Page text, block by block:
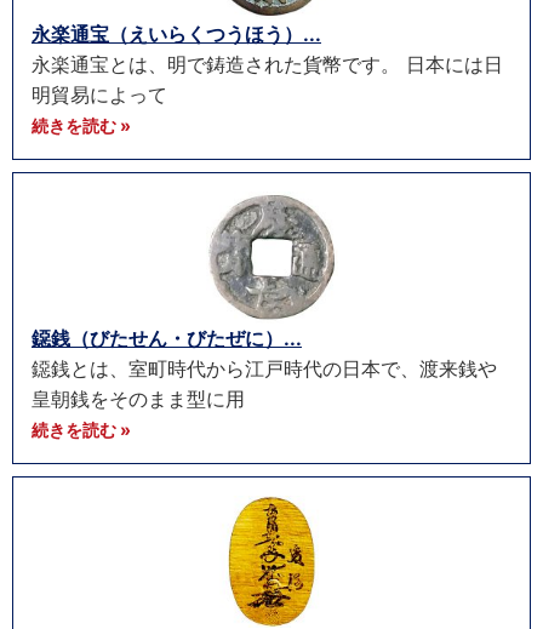
永楽通宝（えいらくつうほう）...
永楽通宝とは、明で鋳造された貨幣です。 日本には日
明貿易によって
続きを読む »
鐚銭（びたせん・びたぜに）...
鐚銭とは、室町時代から江戸時代の日本で、渡来銭や
皇朝銭をそのまま型に用
続きを読む »